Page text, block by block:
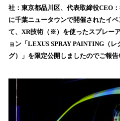
を
読
込
み
中
す
社：東京都品川区、代表取締役CEO
に千葉ニュータウンで開催されたイ
て、XR技術（※）を使ったスプレー
ョン「LEXUS SPRAY PAINTING（
グ）」を限定公開しましたのでご報告